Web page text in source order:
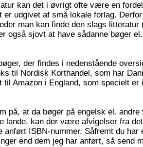
kan det i øvrigt ofte være en
er udgivet af små lokale forlag.
man kan finde den slags litteratur
også sjovt at have sådanne bøger
der findes i nedenstående
til Nordisk Korthandel, som har
til Amazon i England, som specielt er
på, at da bøger på engelsk el. andre
lande, kan der være afvigelser fra
anført ISBN-nummer. Såfremt du
end dem jeg har anført, så send